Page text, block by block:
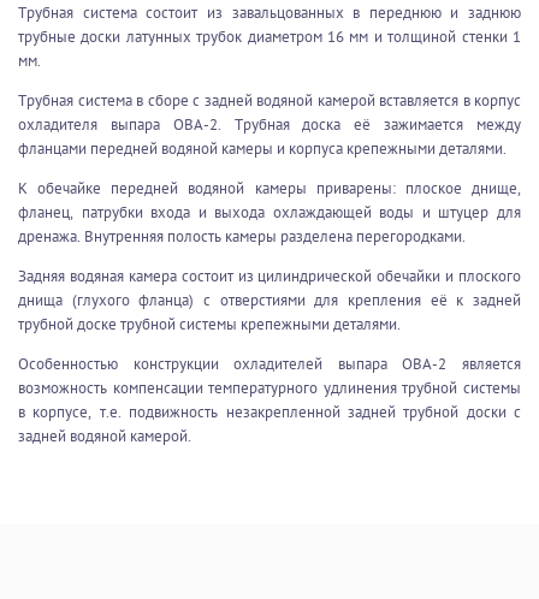
Трубная система состоит из завальцованных в переднюю и заднюю
трубные доски латунных трубок диаметром 16 мм и толщиной стенки 1
мм.
Трубная система в сборе с задней водяной камерой вставляется в корпус
охладителя выпара ОВА-2. Трубная доска её зажимается между
фланцами передней водяной камеры и корпуса крепежными деталями.
К обечайке передней водяной камеры приварены: плоское днище,
фланец, патрубки входа и выхода охлаждающей воды и штуцер для
дренажа. Внутренняя полость камеры разделена перегородками.
Задняя водяная камера состоит из цилиндрической обечайки и плоского
днища (глухого фланца) с отверстиями для крепления её к задней
трубной доске трубной системы крепежными деталями.
Особенностью конструкции охладителей выпара ОВА-2 является
возможность компенсации температурного удлинения трубной системы
в корпусе, т.е. подвижность незакрепленной задней трубной доски с
задней водяной камерой.